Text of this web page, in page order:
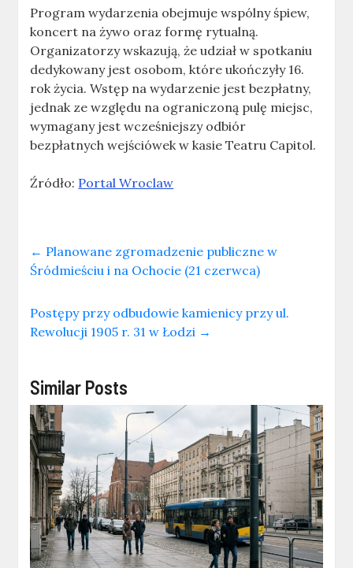
Program wydarzenia obejmuje wspólny śpiew,
koncert na żywo oraz formę rytualną.
Organizatorzy wskazują, że udział w spotkaniu
dedykowany jest osobom, które ukończyły 16.
rok życia. Wstęp na wydarzenie jest bezpłatny,
jednak ze względu na ograniczoną pulę miejsc,
wymagany jest wcześniejszy odbiór
bezpłatnych wejściówek w kasie Teatru Capitol.
Źródło: Portal Wroclaw
← Planowane zgromadzenie publiczne w
Śródmieściu i na Ochocie (21 czerwca)
Postępy przy odbudowie kamienicy przy ul.
Rewolucji 1905 r. 31 w Łodzi →
Similar Posts